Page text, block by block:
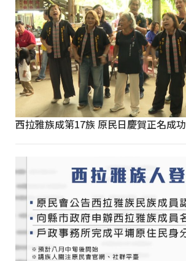
西拉雅族成第17族 原民日慶賀正名成功